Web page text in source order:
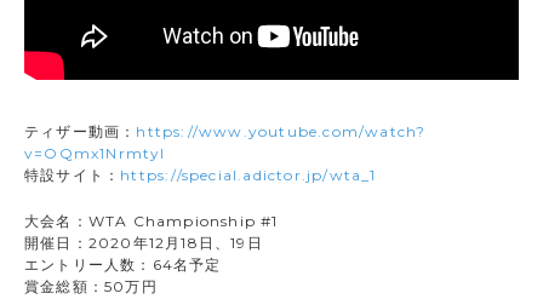
ティザー動画： https://www.youtube.com/watch?
v=OQmx1NrmtyI
特設サイト： https://special.adictor.jp/wta_1
大会名：WTA Championship #1
開催日：2020年12月18日、19日
エントリー人数：64名予定
賞金総額：50万円